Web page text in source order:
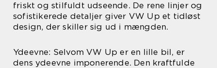
friskt og stilfuldt udseende. De rene linjer og
sofistikerede detaljer giver VW Up et tidløst
design, der skiller sig ud i mængden.
Ydeevne: Selvom VW Up er en lille bil, er
dens ydeevne imponerende. Den kraftfulde